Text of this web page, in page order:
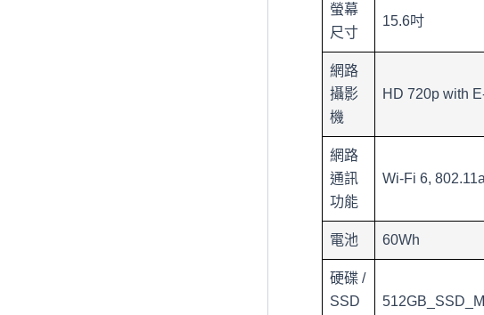
螢幕
尺寸
15.6吋
網路
攝影
機
HD 720p with
網路
通訊
功能
Wi-Fi 6,
電池 60Wh
硬碟 /
SSD